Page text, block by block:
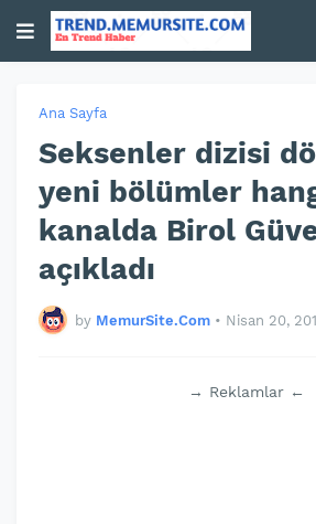
Ana Sayfa
Seksenler dizisi
yeni bölümler
kanalda Birol
açıkladı
by MemurSite.Com • Nisan 20,
→ Reklamlar ←